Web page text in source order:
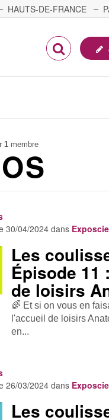
HAUTS-DE-FRANCE
1 membre
30/04/2024 dans
Les
Épisode 11
de loisirs
🌈 Et si on vous en
l'accueil de loisirs
en...
26/03/2024 dans
Les